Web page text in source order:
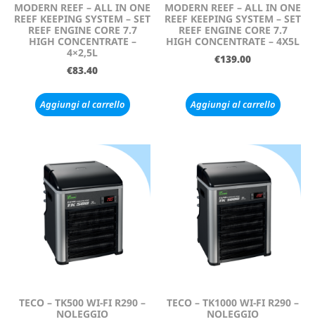
MODERN REEF – ALL IN ONE
REEF KEEPING SYSTEM – SET
REEF ENGINE CORE 7.7
HIGH CONCENTRATE –
4×2,5L
€83.40
Aggiungi al carrello
MODERN REEF – ALL IN ONE
REEF KEEPING SYSTEM – SET
REEF ENGINE CORE 7.7
HIGH CONCENTRATE – 4X5L
€139.00
Aggiungi al carrello
TECO – TK500 WI-FI R290 –
NOLEGGIO
TECO – TK1000 WI-FI R290 –
NOLEGGIO